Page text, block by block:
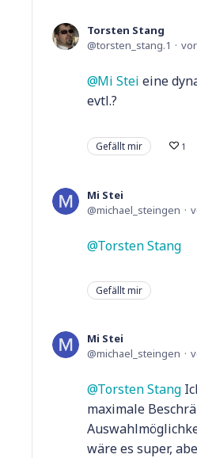
Torsten Stang
torsten_stang.1
Mi Stei eine
evtl.?
Gefällt mir 1
Mi Stei
michael_steingen
Torsten Stang
Gefällt mir
Mi Stei
michael_steingen
Torsten Stang
maximale
wäre es super,